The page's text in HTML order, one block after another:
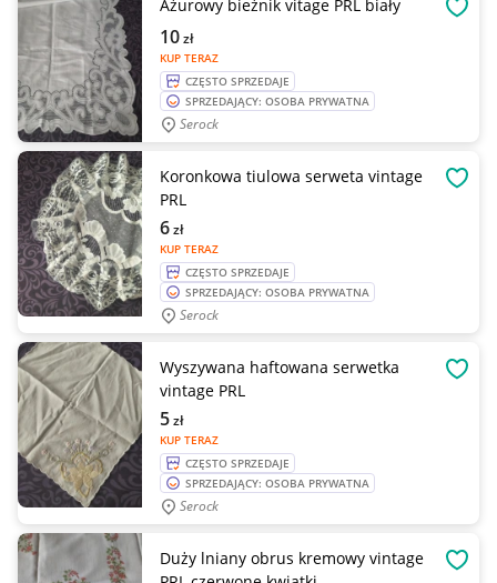
Ażurowy bieżnik vitage PRL biały
KUP TERAZ
10zł
CZĘSTO SPRZEDAJE
SPRZEDAJĄCY: OSOBA PRYWATNA
Serock
Koronkowa tiulowa serweta vintage
PRL
KUP TERAZ
6zł
CZĘSTO SPRZEDAJE
SPRZEDAJĄCY: OSOBA PRYWATNA
Serock
Wyszywana haftowana serwetka
vintage PRL
KUP TERAZ
5zł
CZĘSTO SPRZEDAJE
SPRZEDAJĄCY: OSOBA PRYWATNA
Serock
Duży lniany obrus kremowy vintage